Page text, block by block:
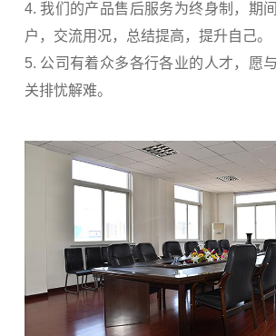
4. 我们的产品售后服务为终身制，期
户，交流用况，总结提高，提升自己。
5. 公司有着众多各行各业的人才，愿
关排忧解难。